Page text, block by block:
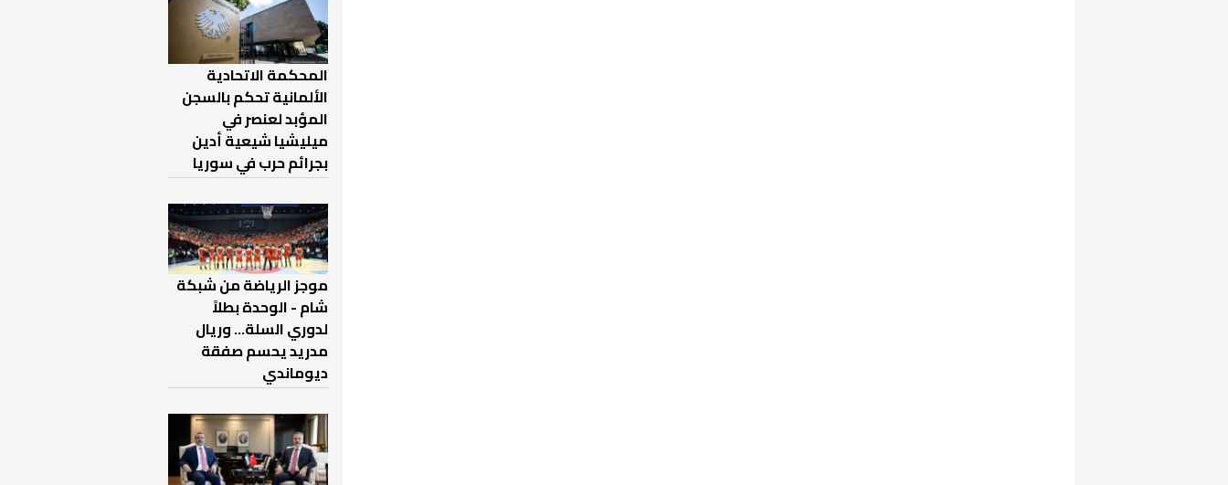
المحكمة الاتحادية
الألمانية تحكم بالسجن
المؤبد لعنصر في
ميليشيا شيعية أدين
بجرائم حرب في سوريا
موجز الرياضة من شبكة
شام - الوحدة بطلاً
لدوري السلة... وريال
مدريد يحسم صفقة
ديوماندي